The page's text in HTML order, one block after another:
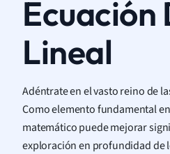
Lineal
Adéntrate en el vasto reino de
Como elemento fundamental
matemático puede mejorar
exploración en profundidad de